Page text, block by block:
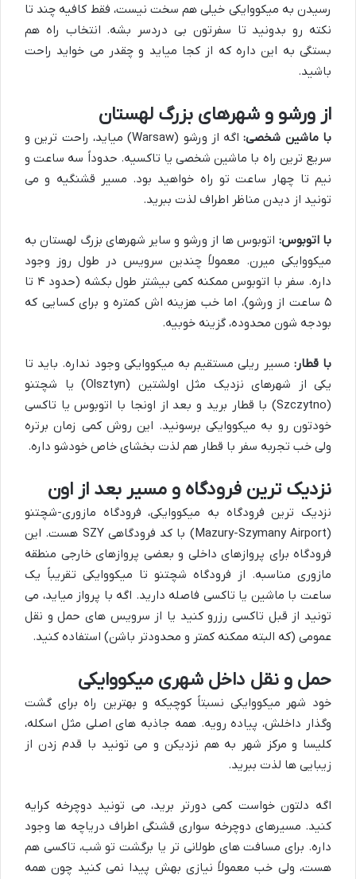
رسیدن به میکووایکی خیلی هم سخت نیست، فقط کافیه چند تا
نکته رو بدونید تا سفرتون بی دردسر بشه. انتخاب راه هم
بستگی به این داره که از کجا میاید و چقدر می خواید راحت
باشید.
از ورشو و شهرهای بزرگ لهستان
با ماشین شخصی:
اگه از ورشو (Warsaw) میاید، راحت ترین و
سریع ترین راه با ماشین شخصی یا تاکسیه. حدوداً سه ساعت و
نیم تا چهار ساعت تو راه خواهید بود. مسیر قشنگیه و می
تونید از دیدن مناظر اطراف لذت ببرید.
با اتوبوس: اتوبوس ها از ورشو و سایر شهرهای بزرگ لهستان به
میکووایکی میرن. معمولاً چندین سرویس در طول روز وجود
داره. سفر با اتوبوس ممکنه کمی بیشتر طول بکشه (حدود ۴ تا
۵ ساعت از ورشو)، اما خب هزینه اش کمتره و برای کسایی که
بودجه شون محدوده، گزینه خوبیه.
با قطار: مسیر ریلی مستقیم به میکووایکی وجود نداره. باید تا
یکی از شهرهای نزدیک مثل اولشتین (Olsztyn) یا شچتنو
(Szczytno) با قطار برید و بعد از اونجا با اتوبوس یا تاکسی
خودتون رو به میکووایکی برسونید. این روش کمی زمان برتره
ولی خب تجربه سفر با قطار هم لذت بخشای خاص خودشو داره.
نزدیک ترین فرودگاه و مسیر بعد از اون
نزدیک ترین فرودگاه به میکووایکی، فرودگاه مازوری-شچتنو
(Mazury-Szymany Airport) با کد فرودگاهی SZY هست. این
فرودگاه برای پروازهای داخلی و بعضی پروازهای خارجی منطقه
مازوری مناسبه. از فرودگاه شچتنو تا میکووایکی تقریباً یک
ساعت با ماشین یا تاکسی فاصله دارید. اگه با پرواز میاید، می
تونید از قبل تاکسی رزرو کنید یا از سرویس های حمل و نقل
عمومی (که البته ممکنه کمتر و محدودتر باشن) استفاده کنید.
حمل و نقل داخل شهری میکووایکی
خود شهر میکووایکی نسبتاً کوچیکه و بهترین راه برای گشت
وگذار داخلش، پیاده رویه. همه جاذبه های اصلی مثل اسکله،
کلیسا و مرکز شهر به هم نزدیکن و می تونید با قدم زدن از
زیبایی ها لذت ببرید.
اگه دلتون خواست کمی دورتر برید، می تونید دوچرخه کرایه
کنید. مسیرهای دوچرخه سواری قشنگی اطراف دریاچه ها وجود
داره. برای مسافت های طولانی تر یا برگشت تو شب، تاکسی هم
هست، ولی خب معمولاً نیازی بهش پیدا نمی کنید چون همه